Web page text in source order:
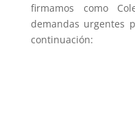
firmamos como
demandas urgentes
continuación: